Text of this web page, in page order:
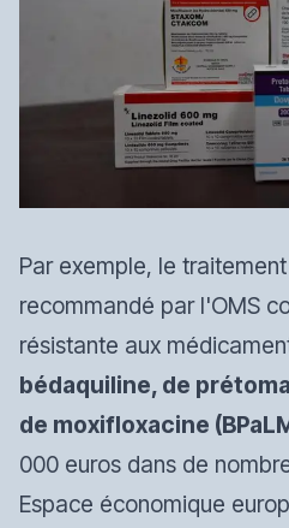
Par exemple, le
recommandé par l'OMS
résistante aux
bédaquiline, de
de moxifloxacine
000 euros dans de
Espace économique